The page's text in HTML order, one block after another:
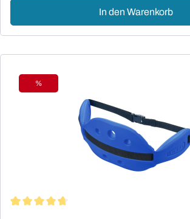
In den Warenkorb
Rabatt
%